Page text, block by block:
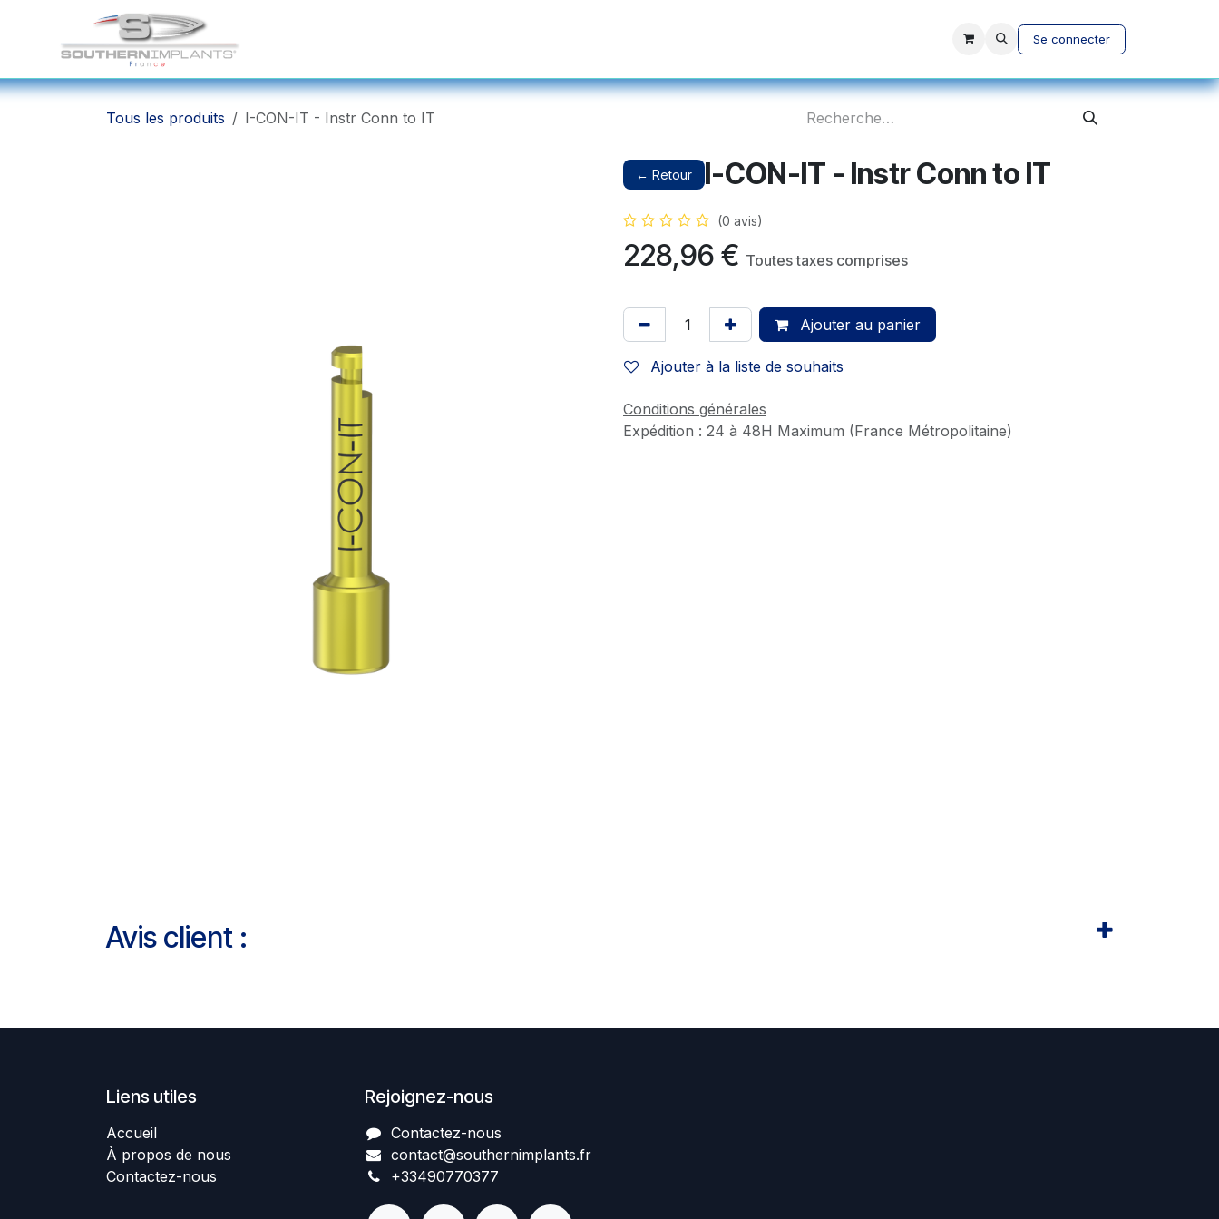
Se rendre au contenu
Se connecter
Tous les produits I-CON-IT - Instr Conn to IT
← Retour I-CON-IT - Instr Conn to IT
(0 avis)
228,96 € Toutes taxes comprises
Ajouter au panier
Ajouter à la liste de souhaits
Conditions générales
Expédition : 24 à 48H Maximum (France Métropolitaine)
Avis client :
Liens utiles
Accueil
À propos de nous
Contactez-nous
Rejoignez-nous
Contactez-nous​
contact@southernimplant​​​s.fr
+334907​70377